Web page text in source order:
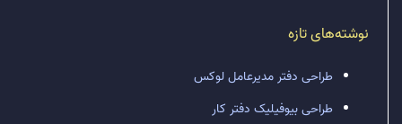
نوشته‌های تازه
طراحی دفتر مدیرعامل لوکس
طراحی بیوفیلیک دفتر کار